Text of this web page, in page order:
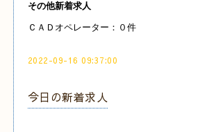
その他新着求人
ＣＡＤオペレーター：０件
2022-09-16 09:37:00
今日の新着求人